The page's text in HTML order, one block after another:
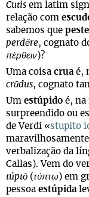
Cutis em latim
relação com
sabemos que peste
perdĕre, cognato
πέρθειν)?
Uma coisa cruaé,
crūdus, cognato
Um estúpido é, na
surpreendido ou
de Verdi «stupito
verbalização da
Callas). Vem do
túptō (τύπτω) em
pessoa estúpida